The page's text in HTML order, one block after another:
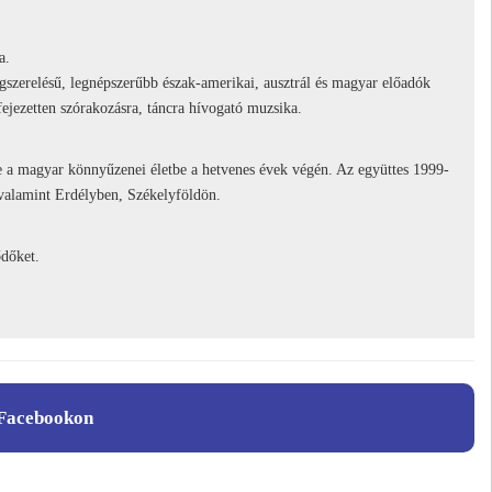
legnépszerűbb észak-amerikai, ausztrál és magyar előadók
szórakozásra, táncra hívogató muzsika.
magyar könnyűzenei életbe a hetvenes évek végén. Az együttes 1999-
Erdélyben, Székelyföldön.